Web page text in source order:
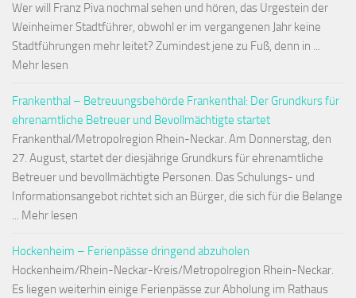
Wer will Franz Piva nochmal sehen und hören, das Urgestein der
Weinheimer Stadtführer, obwohl er im vergangenen Jahr keine
Stadtführungen mehr leitet? Zumindest jene zu Fuß, denn in ...
Mehr lesen
Frankenthal – Betreuungsbehörde Frankenthal: Der Grundkurs für
ehrenamtliche Betreuer und Bevollmächtigte startet
Frankenthal/Metropolregion Rhein-Neckar. Am Donnerstag, den
27. August, startet der diesjährige Grundkurs für ehrenamtliche
Betreuer und bevollmächtigte Personen. Das Schulungs- und
Informationsangebot richtet sich an Bürger, die sich für die Belange
... Mehr lesen
Hockenheim – Ferienpässe dringend abzuholen
Hockenheim/Rhein-Neckar-Kreis/Metropolregion Rhein-Neckar.
Es liegen weiterhin einige Ferienpässe zur Abholung im Rathaus